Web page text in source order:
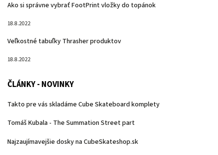
Ako si správne vybrať FootPrint vložky do topánok
18.8.2022
Veľkostné tabuľky Thrasher produktov
18.8.2022
ČLÁNKY - NOVINKY
Takto pre vás skladáme Cube Skateboard komplety
Tomáš Kubala - The Summation Street part
Najzaujímavejšie dosky na CubeSkateshop.sk